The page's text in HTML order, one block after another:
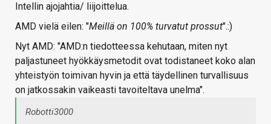
Intellin ajojahtia/ liijoittelua.
AMD vielä eilen: "Meillä on 100% turvatut prossut".:)
Nyt AMD: "AMD:n tiedotteessa kehutaan, miten nyt
paljastuneet hyökkäysmetodit ovat todistaneet koko alan
yhteistyön toimivan hyvin ja että täydellinen turvallisuus
on jatkossakin vaikeasti tavoiteltava unelma".
Robotti3000